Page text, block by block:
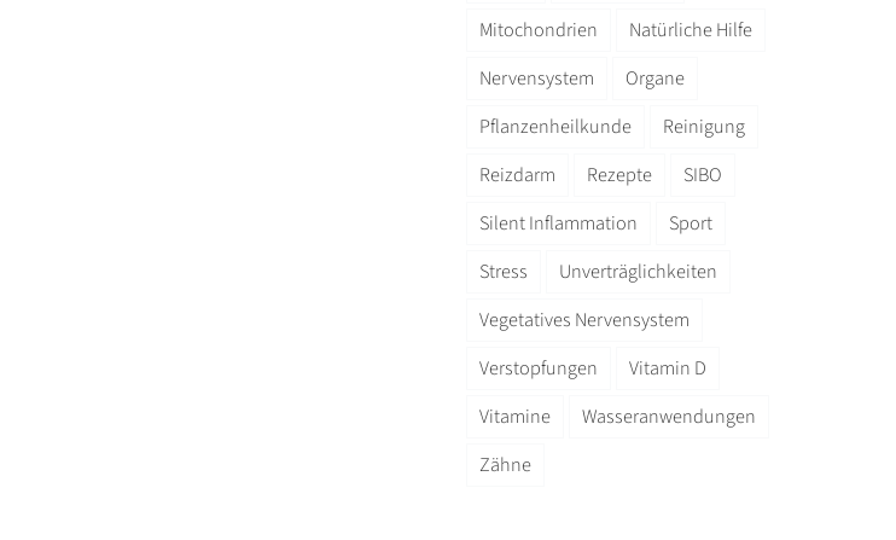
Mitochondrien
Natürliche Hilfe
Nervensystem
Organe
Pflanzenheilkunde
Reinigung
Reizdarm
Rezepte
SIBO
Silent Inflammation
Sport
Stress
Unverträglichkeiten
Vegetatives Nervensystem
Verstopfungen
Vitamin D
Vitamine
Wasseranwendungen
Zähne